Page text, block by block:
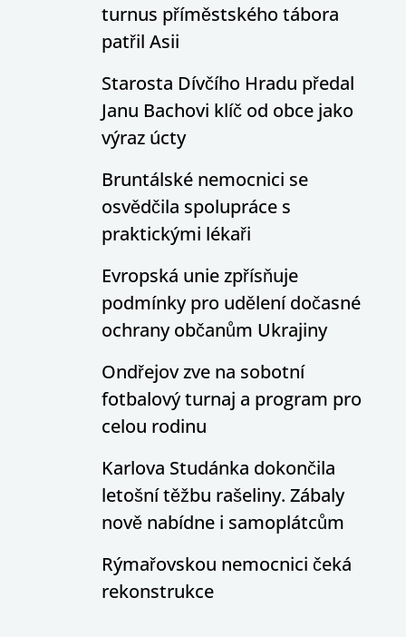
turnus příměstského tábora
patřil Asii
Starosta Dívčího Hradu předal
Janu Bachovi klíč od obce jako
výraz úcty
Bruntálské nemocnici se
osvědčila spolupráce s
praktickými lékaři
Evropská unie zpřísňuje
podmínky pro udělení dočasné
ochrany občanům Ukrajiny
Ondřejov zve na sobotní
fotbalový turnaj a program pro
celou rodinu
Karlova Studánka dokončila
letošní těžbu rašeliny. Zábaly
nově nabídne i samoplátcům
Rýmařovskou nemocnici čeká
rekonstrukce